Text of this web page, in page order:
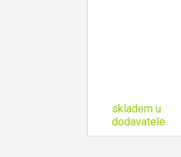
skladem u
dodavatele